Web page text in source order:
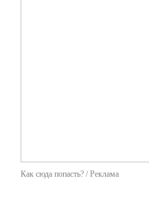
Как сюда попасть? / Реклама